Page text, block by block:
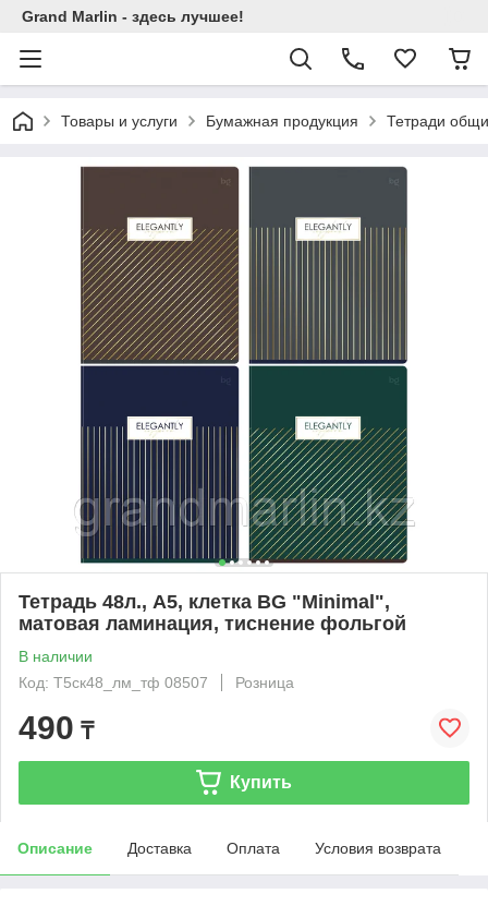
Grand Marlin - здесь лучшее!
Товары и услуги Бумажная продукция Тетради
Тетрадь 48л., А5, клетка BG "Minimal",
матовая ламинация, тиснение фольгой
В наличии
Код: Т5ск48_лм_тф 08507
Розница
490 ₸
Купить
Описание Доставка Оплата Условия возврата